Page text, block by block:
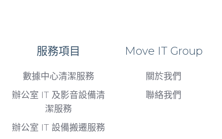
服務項目
數據中心清潔服務
辦公室 IT 及影音設備清
潔服務
辦公室 IT 設備搬遷服務
Move IT Group
關於我們
聯絡我們